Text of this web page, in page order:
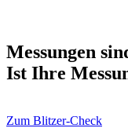
Messungen
Ist Ihre
Zum Blitzer-Check